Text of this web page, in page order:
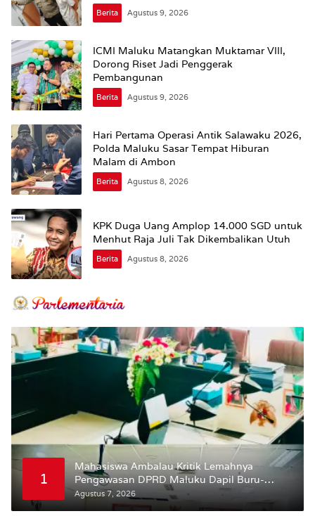
Berita Agustus 9, 2026
ICMI Maluku Matangkan Muktamar VIII,
Dorong Riset Jadi Penggerak
Pembangunan
Berita Agustus 9, 2026
Hari Pertama Operasi Antik Salawaku 2026,
Polda Maluku Sasar Tempat Hiburan
Malam di Ambon
Berita Agustus 8, 2026
KPK Duga Uang Amplop 14.000 SGD untuk
Menhut Raja Juli Tak Dikembalikan Utuh
Berita Agustus 8, 2026
1
Mahasiswa Ambalau Kritik Lemahnya
Pengawasan DPRD Maluku Dapil Buru-
Bursel Terhadap Proses Perubahan Status
Jalan
Agustus 7, 2026